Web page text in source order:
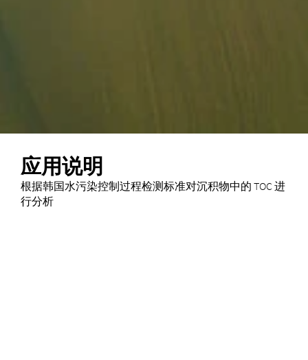
应用说明
根据韩国水污染控制过程检测标准对沉积物中的 TOC 进
行分析